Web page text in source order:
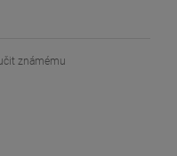
známému